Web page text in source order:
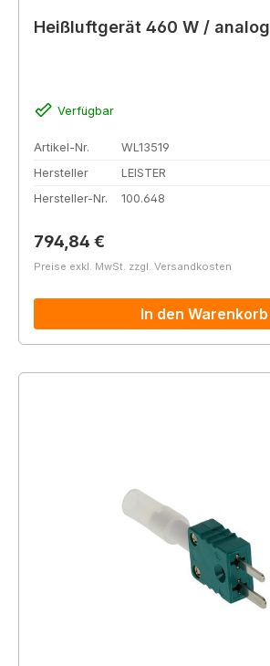
Heißluftgerät 460 W / analog
Verfügbar
Artikel-Nr.
WL13519
Hersteller
LEISTER
Hersteller-Nr.
100.648
Regulärer Preis:
794,84 €
Preise exkl. MwSt. zzgl. Versandkosten
In den Warenkorb